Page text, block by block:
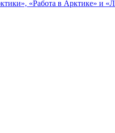
«Работа в Арктике» и